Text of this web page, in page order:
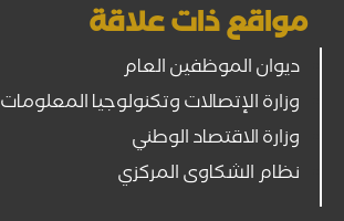
مواقع ذات علاقة
ديوان الموظفين العام
وزارة الإتصالات وتكنولوجيا المعلومات
وزارة الاقتصاد الوطني
نظام الشكاوى المركزي